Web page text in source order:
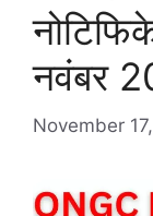
नवंबर
November